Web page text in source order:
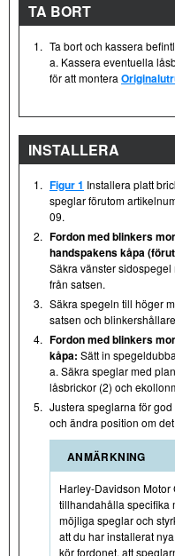
TA BORT
1. Ta bort och kassera
a. Kassera eventuella
för att montera
INSTALLERA
1. Figur 1 Installera platt
speglar förutom
09.
2. Fordon med blinkers
handspakens kåpa
Säkra vänster
från satsen.
3. Säkra spegeln till höger
satsen och
4. Fordon med blinkers
kåpa: Sätt in
a. Säkra speglar med
låsbrickor (2) och
5. Justera speglarna för
och ändra position om
ANMÄRKNING
Harley-Davidson Motor
tillhandahålla specifika
möjliga speglar och
att du har installerat
kör fordonet, att